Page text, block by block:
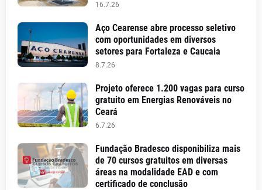
16.7.26
Aço Cearense abre processo seletivo
com oportunidades em diversos
setores para Fortaleza e Caucaia
8.7.26
Projeto oferece 1.200 vagas para curso
gratuito em Energias Renováveis no
Ceará
6.7.26
Fundação Bradesco disponibiliza mais
de 70 cursos gratuitos em diversas
áreas na modalidade EAD e com
certificado de conclusão